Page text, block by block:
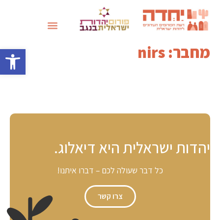
פתח מחבר:nirs
יהדות ישראלית היא דיאלוג.
כל דבר שעולה לכם – דברו איתנו!
צרו קשר